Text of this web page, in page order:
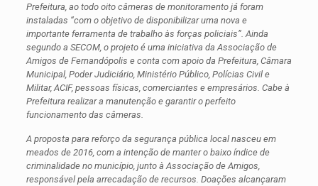
Prefeitura, ao todo oito câmeras de monitoramento já foram
instaladas “com o objetivo de disponibilizar uma nova e
importante ferramenta de trabalho às forças policiais”. Ainda
segundo a SECOM, o projeto é uma iniciativa da Associação de
Amigos de Fernandópolis e conta com apoio da Prefeitura, Câmara
Municipal, Poder Judiciário, Ministério Público, Polícias Civil e
Militar, ACIF, pessoas físicas, comerciantes e empresários. Cabe à
Prefeitura realizar a manutenção e garantir o perfeito
funcionamento das câmeras.
A proposta para reforço da segurança pública local nasceu em
meados de 2016, com a intenção de manter o baixo índice de
criminalidade no município, junto à Associação de Amigos,
responsável pela arrecadação de recursos. Doações alcançaram